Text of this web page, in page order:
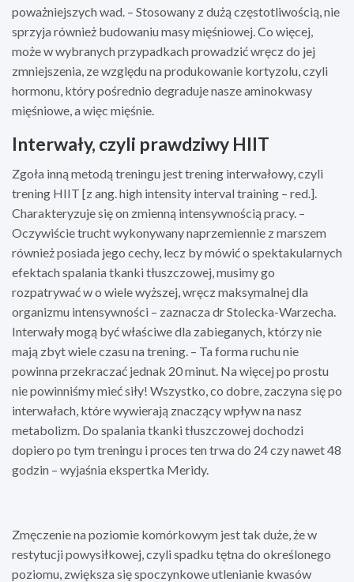
poważniejszych wad. – Stosowany z dużą częstotliwością, nie
sprzyja również budowaniu masy mięśniowej. Co więcej,
może w wybranych przypadkach prowadzić wręcz do jej
zmniejszenia, ze względu na produkowanie kortyzolu, czyli
hormonu, który pośrednio degraduje nasze aminokwasy
mięśniowe, a więc mięśnie.
Interwały, czyli prawdziwy HIIT
Zgoła inną metodą treningu jest trening interwałowy, czyli
trening HIIT [z ang. high intensity interval training – red.].
Charakteryzuje się on zmienną intensywnością pracy. –
Oczywiście trucht wykonywany naprzemiennie z marszem
również posiada jego cechy, lecz by mówić o spektakularnych
efektach spalania tkanki tłuszczowej, musimy go
rozpatrywać w o wiele wyższej, wręcz maksymalnej dla
organizmu intensywności – zaznacza dr Stolecka-Warzecha.
Interwały mogą być właściwe dla zabieganych, którzy nie
mają zbyt wiele czasu na trening. – Ta forma ruchu nie
powinna przekraczać jednak 20 minut. Na więcej po prostu
nie powinniśmy mieć siły! Wszystko, co dobre, zaczyna się po
interwałach, które wywierają znaczący wpływ na nasz
metabolizm. Do spalania tkanki tłuszczowej dochodzi
dopiero po tym treningu i proces ten trwa do 24 czy nawet 48
godzin – wyjaśnia ekspertka Meridy.
Zmęczenie na poziomie komórkowym jest tak duże, że w
restytucji powysiłkowej, czyli spadku tętna do określonego
poziomu, zwiększa się spoczynkowe utlenianie kwasów